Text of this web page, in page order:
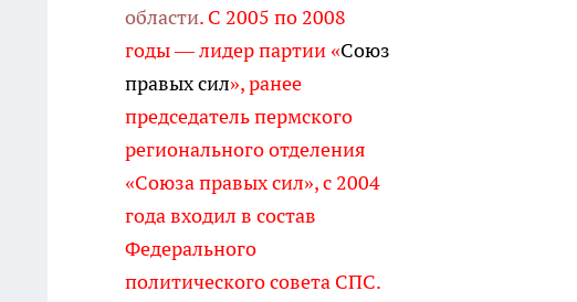
области. С 2005 по 2008
годы — лидер партии «Союз
правых сил», ранее
председатель пермского
регионального отделения
«Союза правых сил», с 2004
года входил в состав
Федерального
политического совета СПС.